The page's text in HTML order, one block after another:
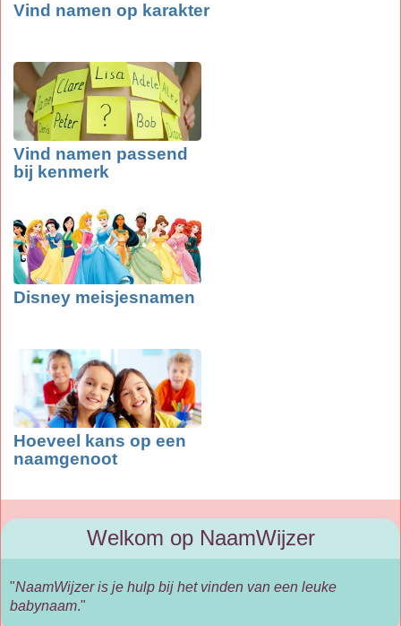
Vind namen op karakter
Vind namen passend
bij kenmerk
Disney meisjesnamen
Hoeveel kans op een
naamgenoot
Welkom op NaamWijzer
"NaamWijzer is je hulp bij het vinden van een leuke
babynaam."